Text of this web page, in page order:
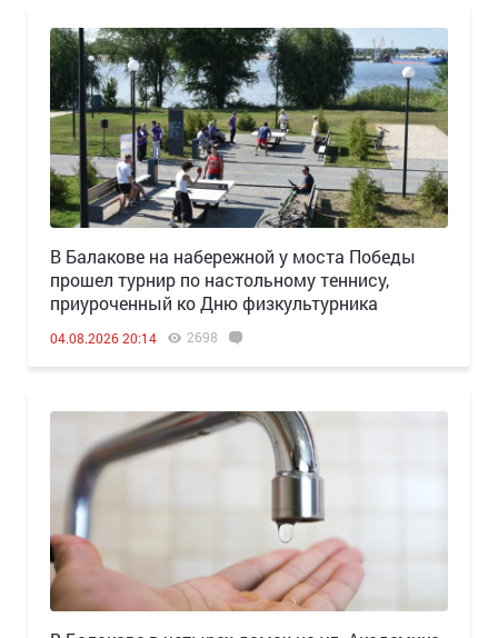
В Балакове на набережной у моста Победы
прошел турнир по настольному теннису,
приуроченный ко Дню физкультурника
04.08.2026 20:14 2698